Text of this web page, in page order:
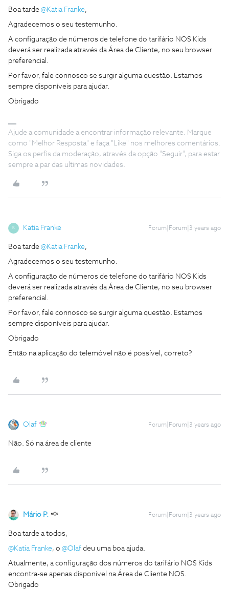
Boa tarde @Katia Franke,
Agradecemos o seu testemunho.
A configuração de números de telefone do tarifário NOS Kids
deverá ser realizada através da Área de Cliente, no seu browser
preferencial.
Por favor, fale connosco se surgir alguma questão. Estamos
sempre disponíveis para ajudar.
Obrigado
Ajude a comunidade a encontrar informação relevante. Marque
como "Melhor Resposta" e faça "Like" nos melhores comentários.
Siga os perfis da moderação, através da opção "Seguir", para estar
sempre a par das ultimas novidades.
K Katia Franke Forum|Forum|3 years ago
Boa tarde @Katia Franke,
Agradecemos o seu testemunho.
A configuração de números de telefone do tarifário NOS Kids
deverá ser realizada através da Área de Cliente, no seu browser
preferencial.
Por favor, fale connosco se surgir alguma questão. Estamos
sempre disponíveis para ajudar.
Obrigado
Então na aplicação do telemóvel não é possível, correto?
Olaf Forum|Forum|3 years ago
Não. Só na área de cliente
Mário P. Forum|Forum|3 years ago
Boa tarde a todos,
@Katia Franke, o @Olaf deu uma boa ajuda.
Atualmente, a configuração dos números do tarifário NOS Kids
encontra-se apenas disponível na Área de Cliente NOS.
Obrigado